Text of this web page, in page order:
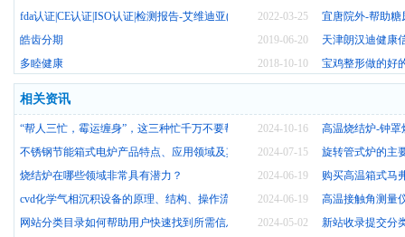
2022-03-25
fda认证|CE认证|ISO认证|检测报告-艾维迪亚(深圳)医疗科技有限公司宜唐院外-帮助糖
2019-06-20
皓齿分期
天津朗汉迪健康
2018-10-10
多睦健康 宝鸡整形做的好
相关资讯
2024-10-16
“帮人三忙，霉运缠身”，这三种忙千万不要帮，别等吃亏才后悔 高温烧结炉-钟罩
2024-07-15
不锈钢节能箱式电炉产品特点、应用领域及其价格
旋转管式炉的主
2024-06-19
烧结炉在哪些领域非常具有潜力？
购买高温箱式马
2024-06-19
cvd化学气相沉积设备的原理、结构、操作流程及应用
高温接触角测量
2024-05-02
网站分类目录如何帮助用户快速找到所需信息？
新站收录提交分